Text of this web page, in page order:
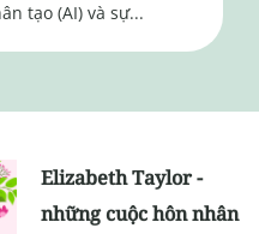
tạo (AI) và sự...
Elizabeth Taylor -
những cuộc hôn nhân